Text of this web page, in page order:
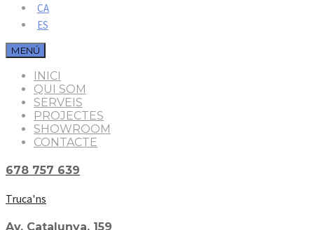
CA
ES
MENÚ
INICI
QUI SOM
SERVEIS
PROJECTES
SHOWROOM
CONTACTE
678 757 639
Truca'ns
Av. Catalunya, 159